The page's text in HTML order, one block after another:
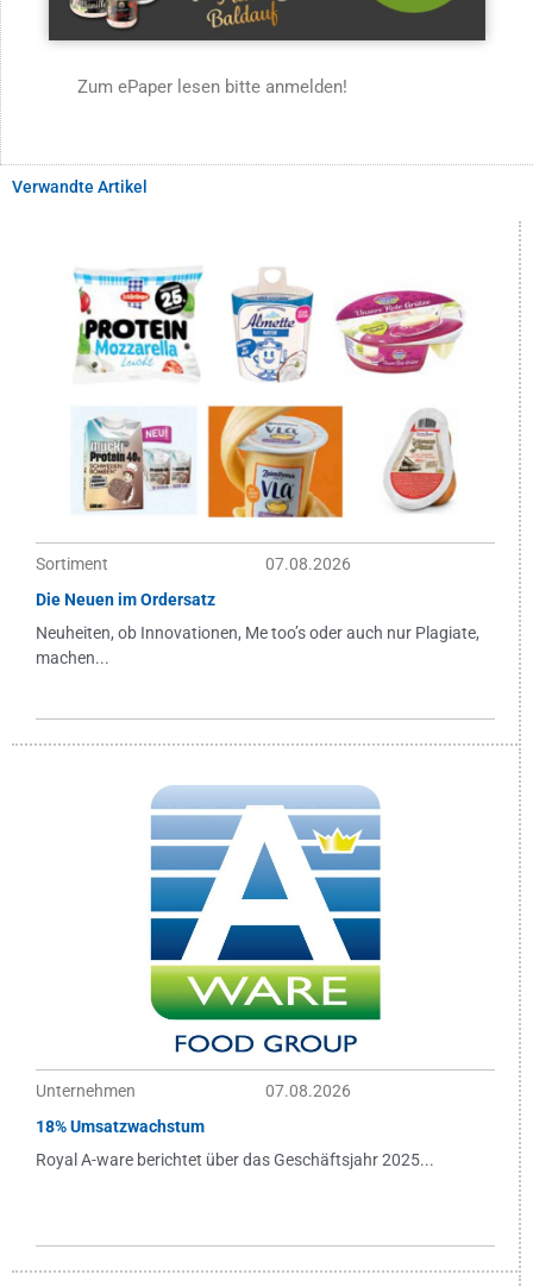
Zum ePaper lesen bitte anmelden!
Verwandte Artikel
Sortiment
07.08.2026
Die Neuen im Ordersatz
Neuheiten, ob Innovationen, Me too’s oder auch nur Plagiate,
machen...
Unternehmen
07.08.2026
18% Umsatzwachstum
Royal A-ware berichtet über das Geschäftsjahr 2025...